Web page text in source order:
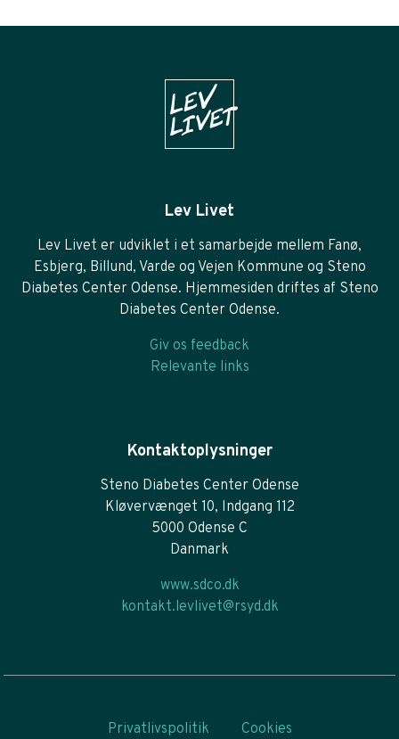
Lev Livet
Lev Livet er udviklet i et samarbejde mellem Fanø,
Esbjerg, Billund, Varde og Vejen Kommune og Steno
Diabetes Center Odense. Hjemmesiden driftes af Steno
Diabetes Center Odense.
Giv os feedback
Relevante links
Kontaktoplysninger
Steno Diabetes Center Odense
Kløvervænget 10, Indgang 112
5000 Odense C
Danmark
www.sdco.dk
kontakt.levlivet@rsyd.dk
Privatlivspolitik Cookies